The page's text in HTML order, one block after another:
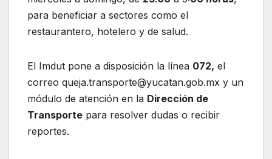
para beneficiar a sectores como el
restaurantero, hotelero y de salud.
El Imdut pone a disposición la línea 072, el
correo queja.transporte@yucatan.gob.mx y un
módulo de atención en la Dirección de
Transporte para resolver dudas o recibir
reportes.